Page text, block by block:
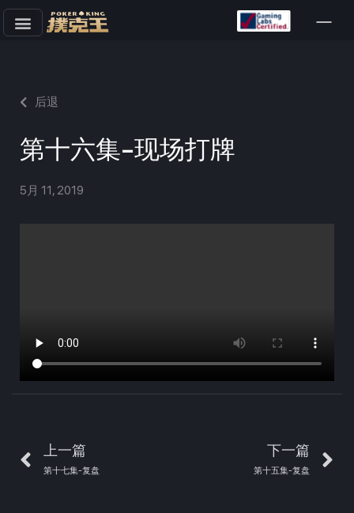
文
后退
第十六集-现场打牌
5月 11, 2019
上一篇
第十七集-复盘
下一篇
第十五集-复盘